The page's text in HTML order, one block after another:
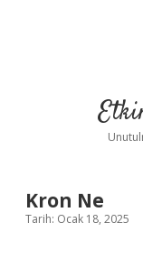
Kron Ne
Tarih: Ocak 18, 2025